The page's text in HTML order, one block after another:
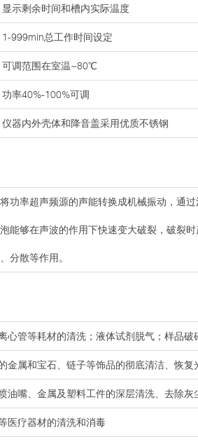
显示剩余时间和槽内实际温度
1-999min总工作时间设定
可调范围在室温~80℃
功率40%-100%可调
仪器内外壳体和降音盖采用优质不锈钢
功率超声频源的声能转换成机械振动，通
能够在声波的作用下快速变大破裂，破裂
分散等作用。
心管等耗材的清洗；液体试剂脱气；样品破
金属和宝石、链子等饰品的彻底清洁、恢复
油嘴、金属及塑料工件的深层清洗、去除灰
医疗器材的清洗和消毒